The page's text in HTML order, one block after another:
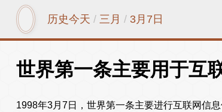
历史今天 / 三月 / 3月7日
世界第一条主要用于互
1998年3月7日，世界第一条主要进行互联网信